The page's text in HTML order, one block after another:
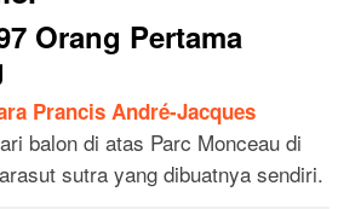
Orang Pertama
Prancis André-Jacques
balon di atas Parc Monceau di
sutra yang dibuatnya sendiri.